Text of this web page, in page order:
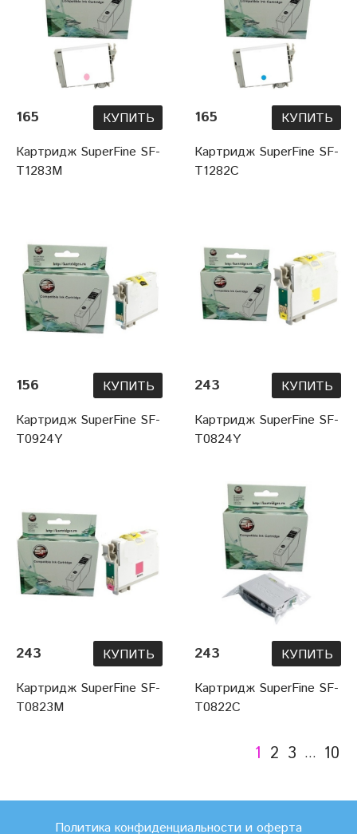
165
КУПИТЬ
Картридж SuperFine SF-
T1283M
165
КУПИТЬ
Картридж SuperFine SF-
T1282C
156
КУПИТЬ
Картридж SuperFine SF-
T0924Y
243
КУПИТЬ
Картридж SuperFine SF-
T0824Y
243
КУПИТЬ
Картридж SuperFine SF-
T0823M
243
КУПИТЬ
Картридж SuperFine SF-
T0822C
1 2 3 … 10
Политика конфиденциальности и оферта